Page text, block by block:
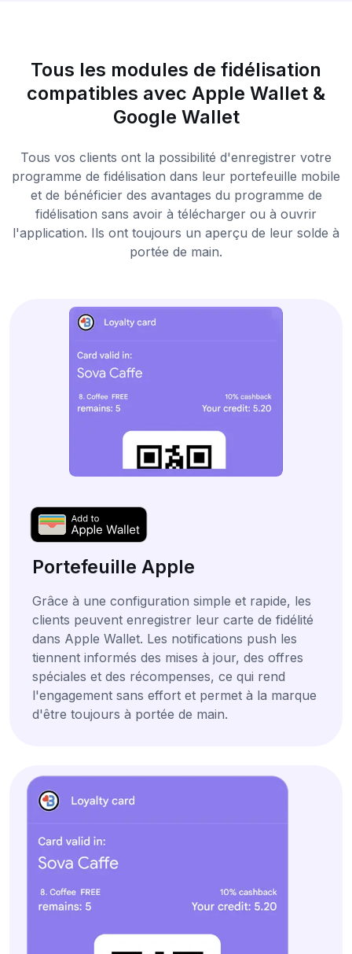
Tous les modules de fidélisation
compatibles avec Apple Wallet &
Google Wallet
Tous vos clients ont la possibilité d'enregistrer votre
programme de fidélisation dans leur portefeuille mobile
et de bénéficier des avantages du programme de
fidélisation sans avoir à télécharger ou à ouvrir
l'application. Ils ont toujours un aperçu de leur solde à
portée de main.
Portefeuille Apple
Grâce à une configuration simple et rapide, les
clients peuvent enregistrer leur carte de fidélité
dans Apple Wallet. Les notifications push les
tiennent informés des mises à jour, des offres
spéciales et des récompenses, ce qui rend
l'engagement sans effort et permet à la marque
d'être toujours à portée de main.